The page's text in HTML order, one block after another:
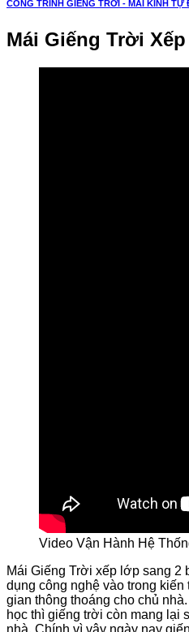
CÔNG TRÌNH GIẾNG TRỜI - MÁI KÍNH TỰ
Mái Giếng Trời
Video Vận Hành Hệ
Mái Giếng Trời xếp lớp sang 2
dụng công nghệ vào trong
gian thông thoáng cho chủ
học thì giếng trời còn mang lại
nhà. Chính vì vậy ngày nay